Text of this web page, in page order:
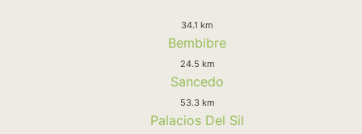
34.1 km
Bembibre
24.5 km
Sancedo
53.3 km
Palacios Del Sil